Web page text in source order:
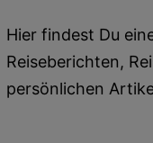
Hier findest Du
Reiseberichten,
persönlichen